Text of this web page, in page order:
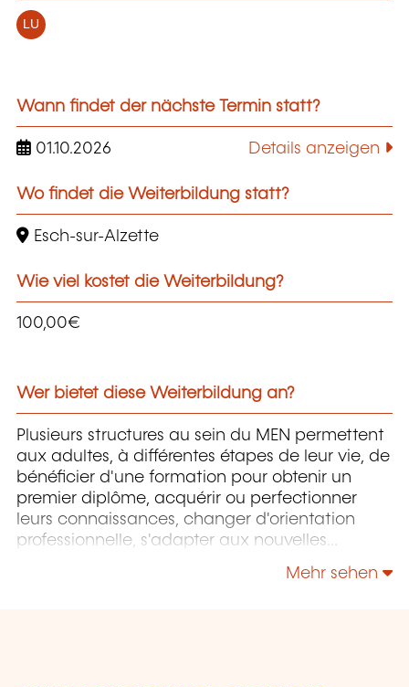
LU
Wann findet der nächste Termin statt?
01.10.2026 Details anzeigen
Wo findet die Weiterbildung statt?
Esch-sur-Alzette
Wie viel kostet die Weiterbildung?
100,00€
Wer bietet diese Weiterbildung an?
Plusieurs structures au sein du MEN permettent
aux adultes, à différentes étapes de leur vie, de
bénéficier d'une formation pour obtenir un
premier diplôme, acquérir ou perfectionner
leurs connaissances, changer d'orientation
professionnelle, s'adapter aux nouvelles
technologies, enrichir leur culture personnelle...
Mehr sehen